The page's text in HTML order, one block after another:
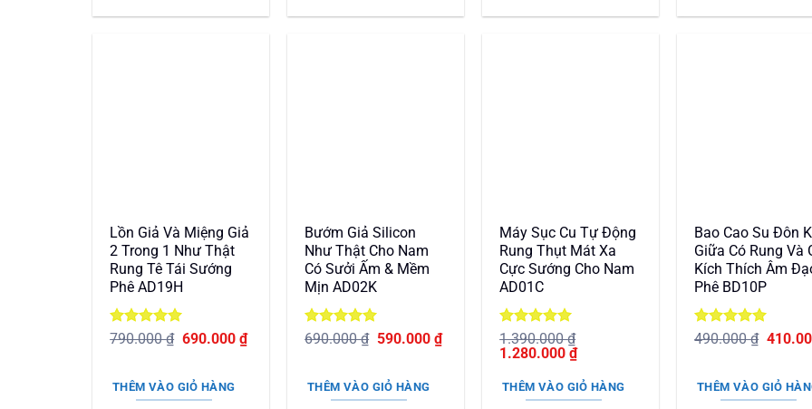
Lồn Giả Và Miệng Giả
2 Trong 1 Như Thật
Rung Tê Tái Sướng
Phê AD19H
Được xếp
790.000₫ Giá
790.000 ₫.
690.000 ₫Giá
hiện
690.000 ₫.
THÊM VÀO GIỎ HÀNG
Bướm Giả Silicon
Như Thật Cho Nam
Có Sưởi Ấm & Mềm
Mịn AD02K
Được xếp
690.000₫ Giá
690.000 ₫.
590.000 ₫Giá
hiện
590.000 ₫.
THÊM VÀO GIỎ HÀNG
Máy Sục Cu Tự Động
Rung Thụt Mát Xa
Cực Sướng Cho Nam
AD01C
Được xếp
hạng55
1.390.000₫
Giá
là:
1.390.000 ₫.
1.280.000₫Giá
hiện
tại
là:
THÊM VÀO GIỎ HÀNG
Bao Cao Su Đôn
Giữa Có Rung Và
Kích Thích Âm
Phê BD10P
Được xếp
490.000₫ Giá
THÊM VÀO GIỎ